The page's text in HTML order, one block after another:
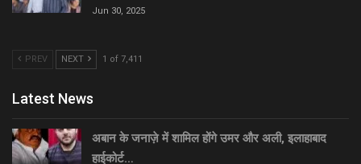
Jun 30, 2025
PREV NEXT 1 of 7,411
Latest News
अबान के जनाज़े में शामिल होंगे उमर और अली, इलाहाबाद
हाईकोर्ट…